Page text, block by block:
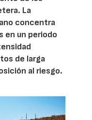
La
concentra
en un periodo
de larga
al riesgo.